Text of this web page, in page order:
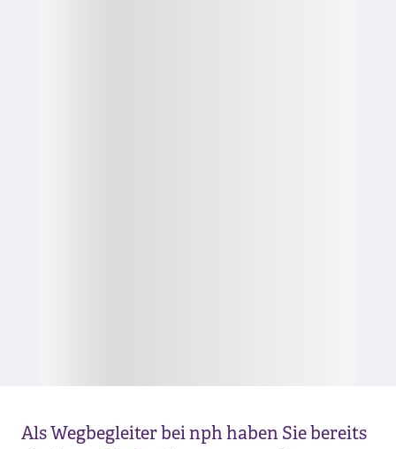
Als Wegbegleiter bei nph haben Sie bereits